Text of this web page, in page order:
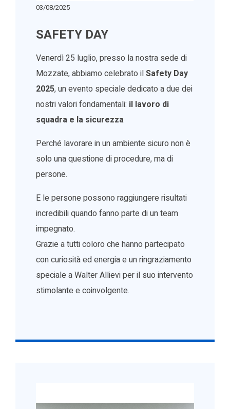
03/08/2025
SAFETY DAY
Venerdì 25 luglio, presso la nostra sede di
Mozzate, abbiamo celebrato ilSafety Day
2025, un evento speciale dedicato a due dei
nostri valori fondamentali: il lavoro di
squadra e la sicurezza
Perché lavorare in un ambiente sicuro non è
solo una questione di procedure, ma di
persone.
E le persone possono raggiungere risultati
incredibili quando fanno parte di un team
impegnato.
Grazie a tutti coloro che hanno partecipato
con curiosità ed energia e un ringraziamento
speciale a Walter Allievi per il suo intervento
stimolante e coinvolgente.